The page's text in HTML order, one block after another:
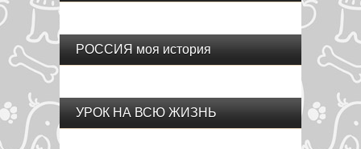
РОССИЯ моя история
УРОК НА ВСЮ ЖИЗНЬ